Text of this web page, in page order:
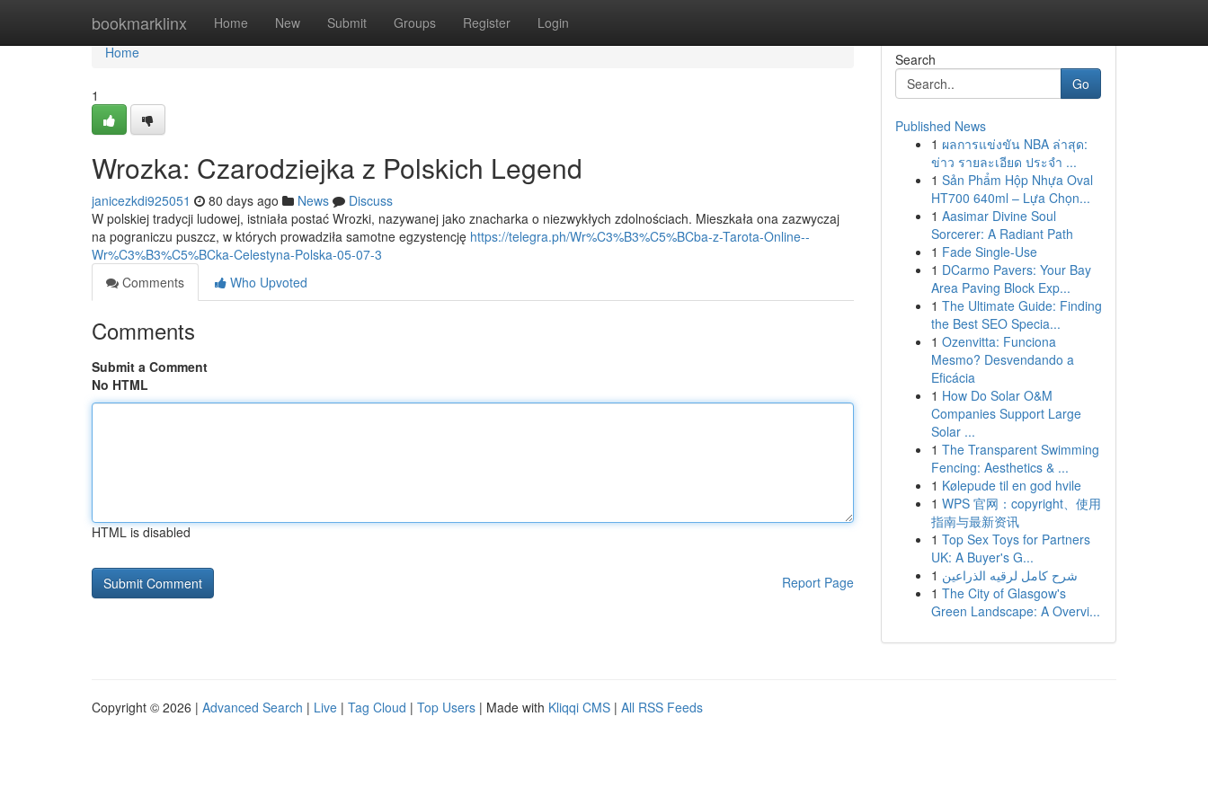
bookmarklinx Home New Submit Groups Register Login
Home
Home
1
Wrozka: Czarodziejka z Polskich Legend
janicezkdi925051 80 days ago News
Discuss
W polskiej tradycji ludowej, istniała postać Wrozki, nazywanej jako znacharka o niezwykłych zdolnościach. Mieszkała ona zazwyczaj
na pograniczu puszcz, w których prowadziła samotne egzystencję https://telegra.ph/Wr%C3%B3%C5%BCba-z-Tarota-Online--
Wr%C3%B3%C5%BCka-Celestyna-Polska-05-07-3
Comments
Who Upvoted
Comments
Submit a Comment
No HTML
HTML is disabled
Report Page
Search
Go
Published News
1 ผลการแข่งขัน NBA ล่าสุด:
ข่าว รายละเอียด ประจำ ...
1 Sản Phẩm Hộp Nhựa Oval
HT700 640ml – Lựa Chọn...
1 Aasimar Divine Soul
Sorcerer: A Radiant Path
1 Fade Single-Use
1 DCarmo Pavers: Your Bay
Area Paving Block Exp...
1 The Ultimate Guide: Finding
the Best SEO Specia...
1 Ozenvitta: Funciona
Mesmo? Desvendando a
Eficácia
1 How Do Solar O&M
Companies Support Large
Solar ...
1 The Transparent Swimming
Fencing: Aesthetics & ...
1 Kølepude til en god hvile
1 WPS 官网：copyright、使用
指南与最新资讯
1 Top Sex Toys for Partners
UK: A Buyer's G...
1 شرح كامل لرقيه الذراعين
1 The City of Glasgow's
Green Landscape: A Overvi...
Copyright © 2026 | Advanced Search | Live | Tag Cloud | Top Users | Made with Kliqqi CMS | All RSS Feeds